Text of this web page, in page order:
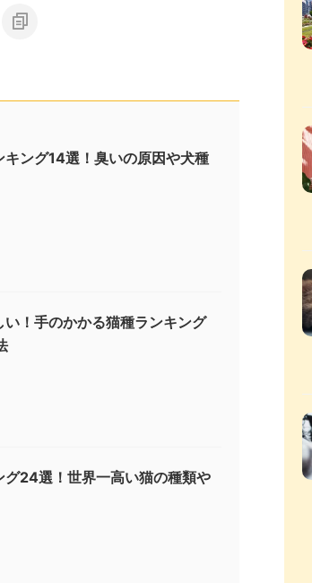
ング14選！臭いの原因や犬種
！手のかかる猫種ランキング
グ24選！世界一高い猫の種類や